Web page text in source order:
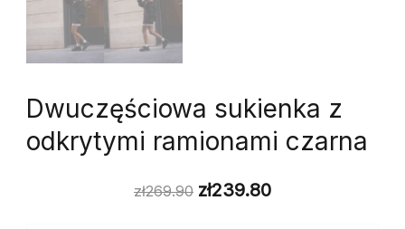
Dwuczęściowa sukienka z
odkrytymi ramionami czarna
zł269.90 zł239.80